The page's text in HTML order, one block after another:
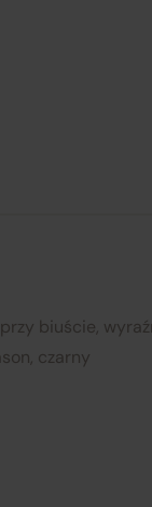
biuście,
czarny